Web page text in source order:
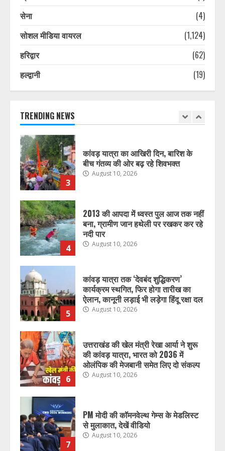
सेना
(4)
सोशल मीडिया वायरल
(1,124)
हरिद्वार
(62)
हल्द्वानी
(19)
TRENDING NEWS
कांवड़ यात्रा का आखिरी दिन, बारिश के
3
कांवड़ यात्रा का आखिरी दिन, बारिश के
4
2013 की आपदा में ध्वस्त पुल आज तक नहीं
बना, ग्रामीण जान हथेली पर रखकर कर रहे
नदी पार
August 10, 2026
5
कांवड़ यात्रा तक ‘देवबंद शुद्धिकरण’
कार्यक्रम स्थगित, फिर होगा तारीख का
ऐलान, कानूनी लड़ाई भी लड़ेगा हिंदू रक्षा दल
August 10, 2026
6
उत्तराखंड की खेल मंत्री रेखा आर्या ने शुरू
की कांवड़ यात्रा, भारत को 2036 में
ओलंपिक की मेजबानी समेत लिए दो संकल्प
August 10, 2026
7
PM मोदी की कॉमनवेल्थ गेम्स के मेडलिस्ट
से मुलाकात, देखें वीडियो
August 10, 2026
1
उत्तराखंड के इन जिलों में आज भारी बारिश
का अलर्ट जारी, रहें सतर्क
August 10, 2026